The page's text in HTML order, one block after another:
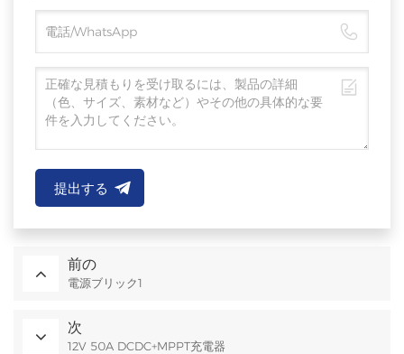
提出する
前の
電源ブリック1
次
12V 50A DCDC+MPPT充電器